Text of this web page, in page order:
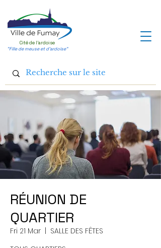
Cité de l'ardoise
"Fille de meuse et d'ardoise"
RÉUNION DE
QUARTIER
Fri 21 Mar
SALLE DES FÊTES